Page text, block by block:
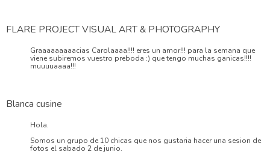
FLARE PROJECT VISUAL ART & PHOTOGRAPHY
Graaaaaaaaacias Carolaaaa!!!! eres un amor!!! para la semana que
viene subiremos vuestro preboda :) que tengo muchas ganicas!!!!
muuuuaaaa!!!
Blanca cusine
Hola.
Somos un grupo de 10 chicas que nos gustaria hacer una sesion de
fotos el sabado 2 de junio.